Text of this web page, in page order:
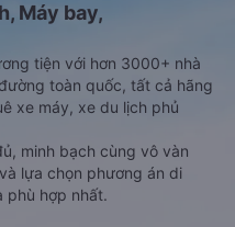
Máy bay,
tiện với hơn 3000+ nhà
toàn quốc, tất cả hãng
xe máy, xe du lịch phủ
minh bạch cùng vô vàn
lựa chọn phương án di
phù hợp nhất.